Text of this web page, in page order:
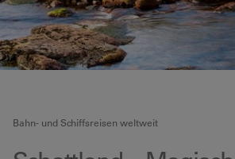
Bahn- und Schiffsreisen weltweit